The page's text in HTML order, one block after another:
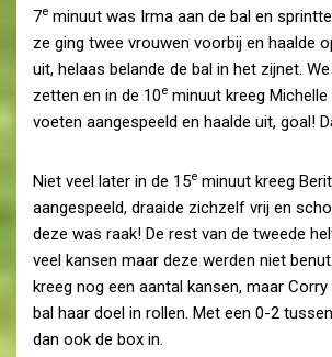
7e minuut was Irma aan de bal en
ze ging twee vrouwen voorbij en haalde
uit, helaas belande de bal in het zijnet.
zetten en in de 10e minuut kreeg Michelle
voeten aangespeeld en haalde uit, goal!
Niet veel later in de 15e minuut kreeg
aangespeeld, draaide zichzelf vrij en
deze was raak! De rest van de tweede
veel kansen maar deze werden niet
kreeg nog een aantal kansen, maar Corry
bal haar doel in rollen. Met een 0-2
dan ook de box in.